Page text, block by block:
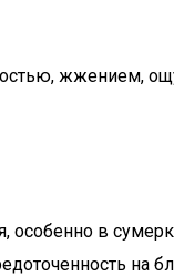
жжением,
особенно в
на